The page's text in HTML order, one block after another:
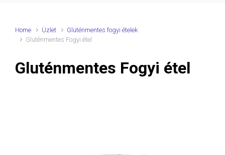
Home Üzlet
Gluténmentes fogyi ételek
Gluténmentes Fogyi étel
Gluténmentes Fogyi étel